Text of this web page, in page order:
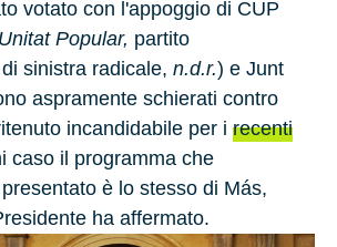
votato con l'appoggio di CUP
Popular, partito
sinistra radicale, n.d.r.) e Junt
aspramente schierati contro
incandidabile per i recenti
caso il programma che
è lo stesso di Más,
ha affermato.